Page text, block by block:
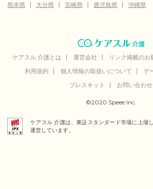
熊本県
大分県 宮崎県 鹿児島県 沖縄県
ケアスル 介護とは 運営会社 リンク掲載のお
利用規約
個人情報の取扱いについて
デ
プレスキット
お問い合わせ
©2020 Speee Inc.
ケアスル 介護は、東証スタンダード市場に上場
運営しています。